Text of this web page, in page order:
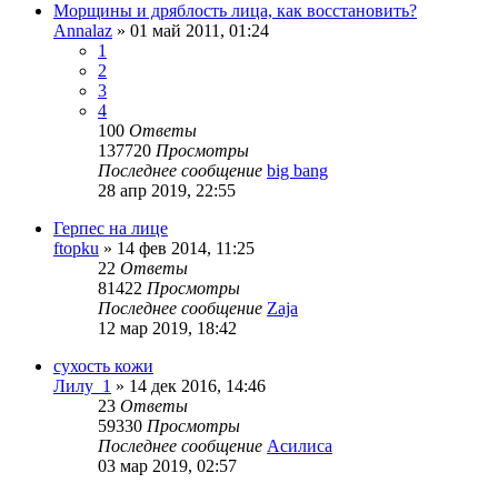
Морщины и дряблость лица, как восстановить?
Annalaz » 01 май 2011, 01:24
1
2
3
4
100 Ответы
137720 Просмотры
Последнее сообщение big bang
28 апр 2019, 22:55
Герпес на лице
ftopku » 14 фев 2014, 11:25
22 Ответы
81422 Просмотры
Последнее сообщение Zaja
12 мар 2019, 18:42
сухость кожи
Лилу_1 » 14 дек 2016, 14:46
23 Ответы
59330 Просмотры
Последнее сообщение Асилиса
03 мар 2019, 02:57